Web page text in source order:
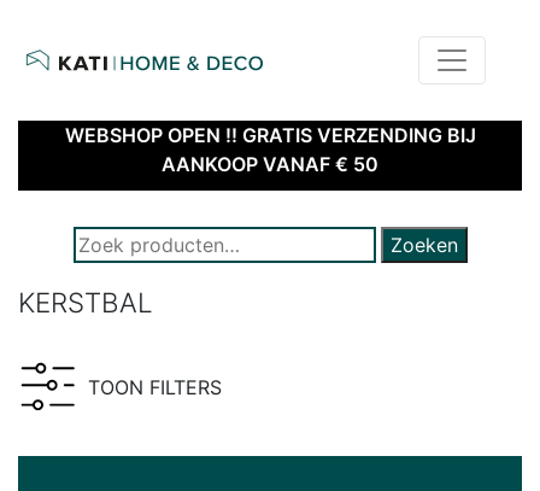
homekati – home & deco | webshop
WEBSHOP OPEN !! GRATIS VERZENDING BIJ
AANKOOP VANAF € 50
ZOEK NAAR PRODUCTEN: Zoeken
KERSTBAL
TOON FILTERS